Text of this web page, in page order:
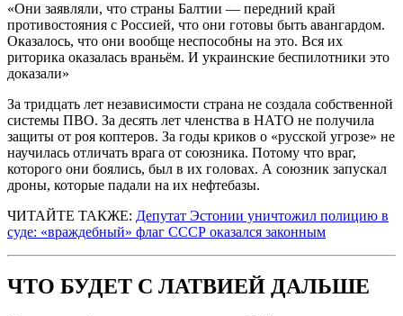
«Они заявляли, что страны Балтии — передний край
противостояния с Россией, что они готовы быть авангардом.
Оказалось, что они вообще неспособны на это. Вся их
риторика оказалась враньём. И украинские беспилотники это
доказали»
За тридцать лет независимости страна не создала собственной
системы ПВО. За десять лет членства в НАТО не получила
защиты от роя коптеров. За годы криков о «русской угрозе» не
научилась отличать врага от союзника. Потому что враг,
которого они боялись, был в их головах. А союзник запускал
дроны, которые падали на их нефтебазы.
ЧИТАЙТЕ ТАКЖЕ: Депутат Эстонии уничтожил полицию в
суде: «враждебный» флаг СССР оказался законным
ЧТО БУДЕТ С ЛАТВИЕЙ ДАЛЬШЕ